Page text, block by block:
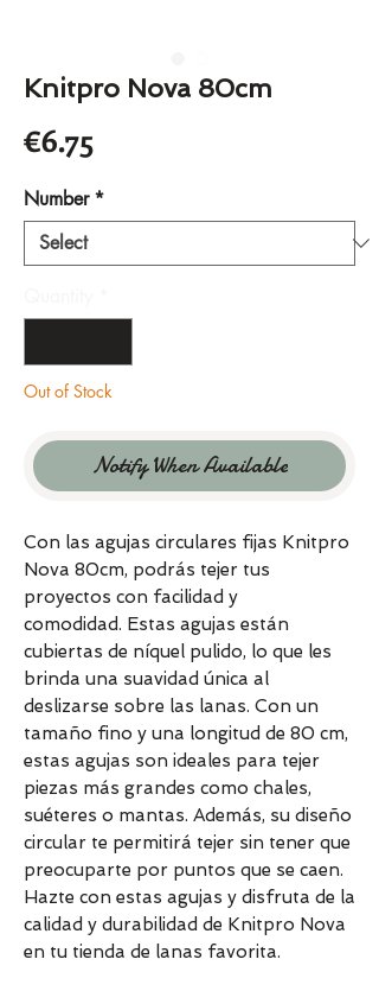
Knitpro Nova 80cm
€6.75Price
Number *
Out of Stock
Notify When Available
Con las agujas circulares fijas Knitpro
Nova 80cm, podrás tejer tus
proyectos con facilidad y
comodidad. Estas agujas están
cubiertas de níquel pulido, lo que les
brinda una suavidad única al
deslizarse sobre las lanas. Con un
tamaño fino y una longitud de 80 cm,
estas agujas son ideales para tejer
piezas más grandes como chales,
suéteres o mantas. Además, su diseño
circular te permitirá tejer sin tener que
preocuparte por puntos que se caen.
Hazte con estas agujas y disfruta de la
calidad y durabilidad de Knitpro Nova
en tu tienda de lanas favorita.